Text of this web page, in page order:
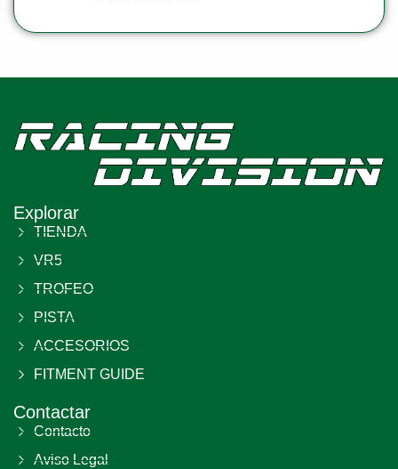
Explorar
TIENDA
VR5
TROFEO
PISTA
ACCESORIOS
FITMENT GUIDE
Contactar
Contacto
Aviso Legal